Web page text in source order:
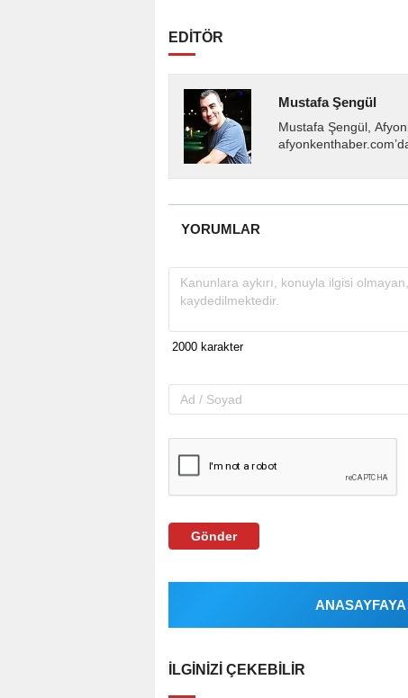
EDİTÖR
Mustafa Şengül
Mustafa Şengül,
YORUMLAR
Gönder
İLGINIZI ÇEKEBILIR